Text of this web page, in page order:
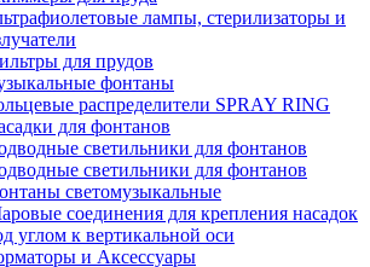
лампы, стерилизаторы и
для прудов
фонтаны
распределители SPRAY RING
для фонтанов
светильники для фонтанов
светильники для фонтанов
светомузыкальные
соединения для крепления насадок
углом к вертикальной оси
и Аксессуары